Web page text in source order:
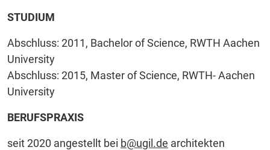
STUDIUM
Abschluss: 2011, Bachelor of Science, RWTH Aachen
University
Abschluss: 2015, Master of Science, RWTH- Aachen
University
BERUFSPRAXIS
seit 2020 angestellt bei b@ugil.de architekten